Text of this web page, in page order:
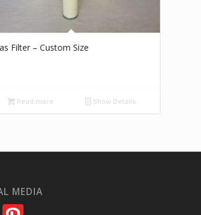
Filter – Custom Size
Read more Show Details
MEDIA